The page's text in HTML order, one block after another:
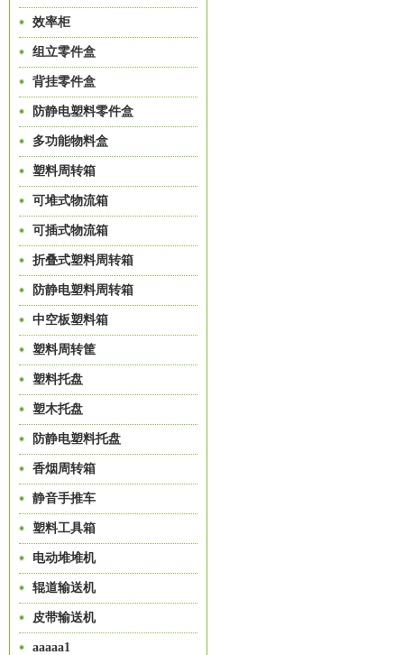
效率柜
组立零件盒
背挂零件盒
防静电塑料零件盒
多功能物料盒
塑料周转箱
可堆式物流箱
可插式物流箱
折叠式塑料周转箱
防静电塑料周转箱
中空板塑料箱
塑料周转筐
塑料托盘
塑木托盘
防静电塑料托盘
香烟周转箱
静音手推车
塑料工具箱
电动堆堆机
辊道输送机
皮带输送机
aaaaa1